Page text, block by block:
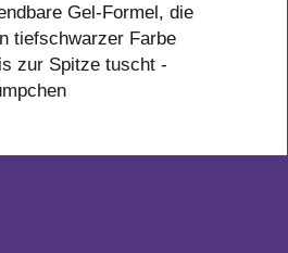
Gel-Formel, die
tiefschwarzer Farbe
zur Spitze tuscht -